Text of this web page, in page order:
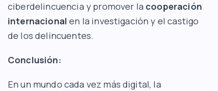
ciberdelincuencia y promover la cooperación
internacional en la investigación y el castigo
de los delincuentes.
Conclusión:
En un mundo cada vez más digital, la